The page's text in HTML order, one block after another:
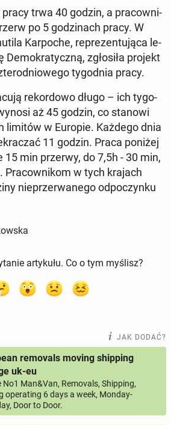
trwa 40 godzin, a pra­cow­ni­
po 5 go­dzi­nach pracy. W
Kar­po­che, re­pre­zen­tu­ją­ca le­
zgło­si­ła projekt
ty­go­dnia pracy.
re­kor­do­wo długo – ich ty­go­
aż 45 godzin, co stanowi
limitów w Europie. Każdego dnia
11 godzin. Praca poniżej
min przerwy, do 7,5h - 30 min,
Pra­cow­ni­kom w tych krajach
nie­prze­rwa­ne­go od­po­czyn­ku
artykułu. Co o tym myślisz?
JAK DODAĆ?
removals moving shipping
uk-eu
No1 Man&Van, Removals, Shipping,
operating 6 days a week, Monday-
Door to Door.